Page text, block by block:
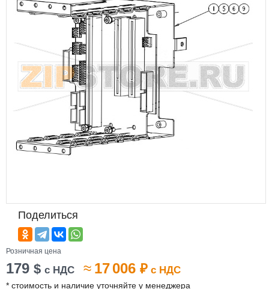
Поделиться
Розничная цена
179 $ с НДС ≈ 17 006 ₽ с НДС
* стоимость и наличие уточняйте у менеджера